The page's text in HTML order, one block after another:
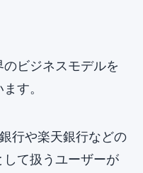
ビジネスモデルを
す。
行や楽天銀行などの
て扱うユーザーが